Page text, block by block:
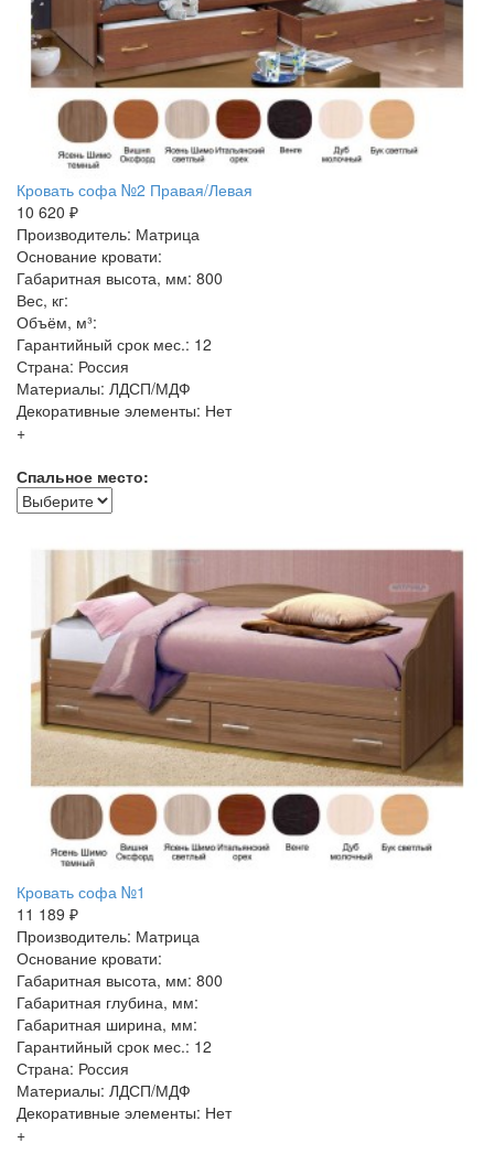
Кровать софа №2 Правая/Левая
10 620 ₽
Производитель: Матрица
Основание кровати:
Габаритная высота, мм: 800
Вес, кг:
Объём, м³:
Гарантийный срок мес.: 12
Страна: Россия
Материалы: ЛДСП/МДФ
Декоративные элементы: Нет
+
Спальное место:
Кровать софа №1
11 189 ₽
Производитель: Матрица
Основание кровати:
Габаритная высота, мм: 800
Габаритная глубина, мм:
Габаритная ширина, мм:
Гарантийный срок мес.: 12
Страна: Россия
Материалы: ЛДСП/МДФ
Декоративные элементы: Нет
+